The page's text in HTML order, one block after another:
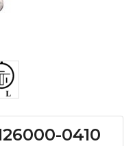
0410